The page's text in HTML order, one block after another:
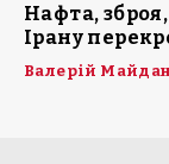
Нафта,
Ірану
Валерій